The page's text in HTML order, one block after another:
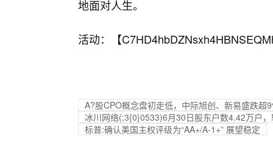
地面对人生。
活动：【
A?股CPO概念盘初走低，中际旭创、新易盛跌超
冰川网络(;3{0}0533)6月30日股东户数4.42万户
标普:确认美国主权评级为“AA+/A-1+” 展望稳定